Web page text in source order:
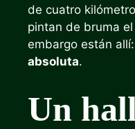
de cuatro
pintan de bruma
embargo están
absoluta.
Un